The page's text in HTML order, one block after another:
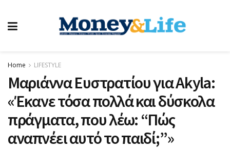
Home LIFESTYLE
Μαριάννα Ευστρατίου για Akyla:
«Έκανε τόσα πολλά και δύσκολα
πράγματα, που λέω: “Πώς
αναπνέει αυτό το παιδί;”»